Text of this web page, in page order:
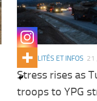
ACTUALITÉS ET INFOS 21
Stress rises as
troops to YPG